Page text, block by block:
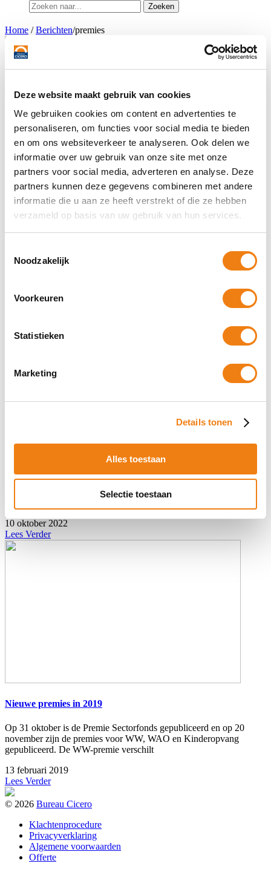
Deze website maakt gebruik van cookies
We gebruiken cookies om content en advertenties te
personaliseren, om functies voor social media te bieden
en om ons websiteverkeer te analyseren. Ook delen we
informatie over uw gebruik van onze site met onze
partners voor social media, adverteren en analyse. Deze
partners kunnen deze gegevens combineren met andere
informatie die u aan ze heeft verstrekt of die ze hebben
verzameld op basis van uw gebruik van hun services.
Noodzakelijk
Voorkeuren
Statistieken
Marketing
Details tonen
Alles toestaan
Selectie toestaan
Zoeken
Home / Berichten/premies
Lagere premies Werkhervattingskas in 2025 mogelijk
aanleiding voor nieuw rekenwerk eigenrisicodragers
In 2025 zullen de premies voor de uitzendsector lager uitvallen. Dit
herzien. Het UWV heeft de nota
Nieuw bekend: SV-premies en kostprijsfactoren voor 2023
Hierbij het overzicht “Premies 2023” opgesteld door Marcel
Reijmers die ieder jaar een mooi overzicht maakt van de diverse
10 oktober 2022
Lees Verder
Nieuwe premies in 2019
Op 31 oktober is de Premie Sectorfonds gepubliceerd en op 20
november zijn de premies voor WW, WAO en Kinderopvang
gepubliceerd. De WW-premie verschilt
13 februari 2019
Lees Verder
© 2026 Bureau Cicero
Klachtenprocedure
Privacyverklaring
Algemene voorwaarden
Offerte